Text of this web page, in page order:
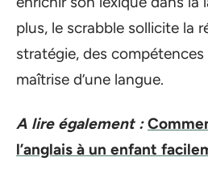
plus, le scrabble sollicite la
stratégie, des
maîtrise d’une langue.
A lire également :
l’anglais à un enfant